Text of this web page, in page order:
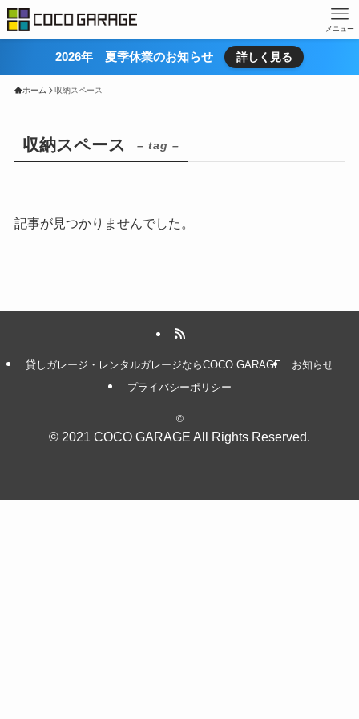
メニュー
2026年 夏季休業のお知らせ 詳しく見る
ホーム 収納スペース
収納スペース – tag –
記事が見つかりませんでした。
貸しガレージ・レンタルガレージならCOCO GARAGE
お知らせ
プライバシーポリシー
©
© 2021 COCO GARAGE All Rights Reserved.